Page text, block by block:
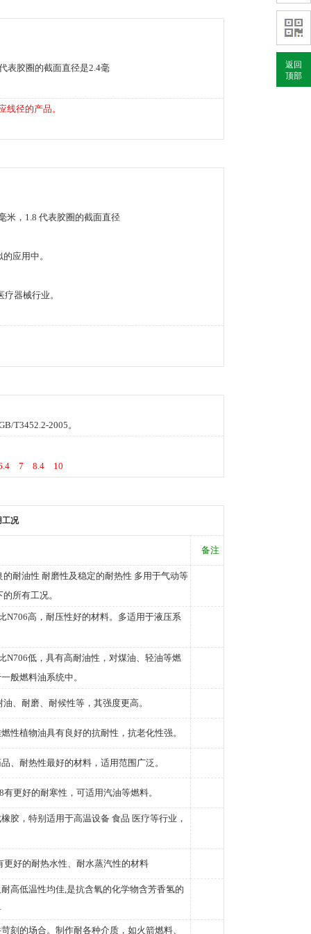
表胶圈的截面直径是2.4毫
径的产品。
米，1.8 代表胶圈的截面直径
应用中。
器械行业。
T3452.2-2005。
7 8.4 10
工况
备注
耐油性 耐磨性及稳定的耐热性 多用于气动等
所有工况。
N706高，耐压性好的材料。多适用于液压系
N706低，具有高耐油性，对煤油、轻油等燃
般燃料油系统中。
、耐磨、耐候性等，其强度更高。
性植物油具有良好的抗耐性，抗老化性强。
、耐热性最好的材料，适用范围广泛。
更好的耐寒性，可适用汽油等燃料。
胶，特别适用于高温设备 食品 医疗等行业，
更好的耐热水性、耐水蒸汽性的材料
高低温性均佳,是抗含氧的化学物含芳香氢的
刻的场合。制作耐各种介质，如火箭燃料、
返回
顶部